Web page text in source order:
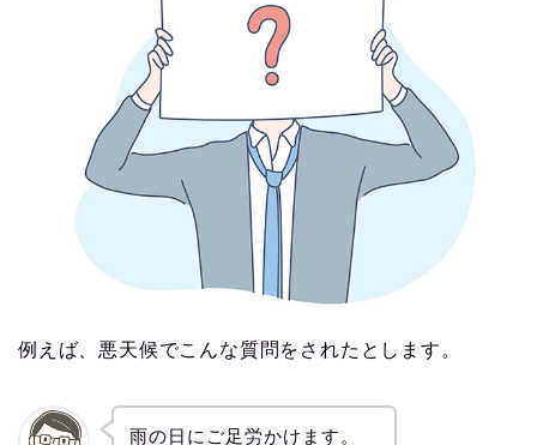
例えば、悪天候でこんな質問をされたとします。
雨の日にご足労かけます。